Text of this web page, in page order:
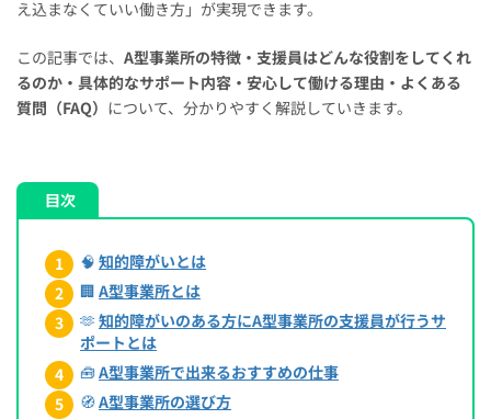
え込まなくていい働き方」が実現できます。
この記事では、 A型事業所の特徴・支援員はどんな役割をしてくれ
るのか・具体的なサポート内容・安心して働ける理由・よくある
質問（FAQ） について、分かりやすく解説していきます。
目次
🧠 知的障がいとは
🏢 A型事業所とは
🫶 知的障がいのある方にA型事業所の支援員が行うサ
ポートとは
🧰A型事業所で出来るおすすめの仕事
🧭A型事業所の選び方